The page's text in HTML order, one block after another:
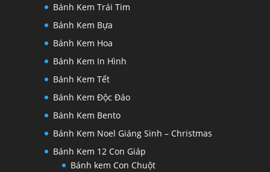
Bánh Kem Trái Tim
Bánh Kem Bựa
Bánh Kem Hoa
Bánh Kem In Hình
Bánh Kem Tết
Bánh Kem Độc Đáo
Bánh Kem Bento
Bánh Kem Noel Giáng Sinh – Christmas
Bánh Kem 12 Con Giáp
Bánh kem Con Chuột